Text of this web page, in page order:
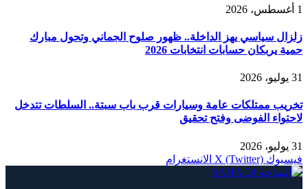
1 أغسطس، 2026
زلزال سياسي يهز الداخلة.. ظهور صلوح الجماني وتحول مبارك
حمية يربكان حسابات انتخابات 2026
31 يوليو، 2026
تخريب ممتلكات عامة وسيارات قرب باب سبتة.. السلطات تتدخل
لاحتواء الفوضى وفتح تحقيق
31 يوليو، 2026
فيسبوك X (Twitter) الانستغرام